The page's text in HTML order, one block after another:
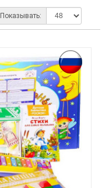
Показывать: